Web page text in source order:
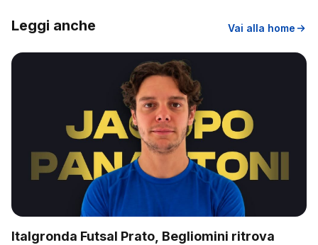
Leggi anche Vai alla home
Italgronda Futsal Prato, Begliomini ritrova